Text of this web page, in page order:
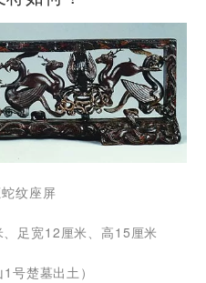
纹座屏
足宽12厘米、高15厘米
号楚墓出土）